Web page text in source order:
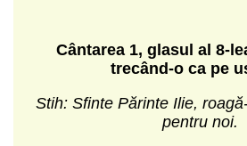
Cântarea 1, glasul al 8-
trecând-o ca pe
Stih: Sfinte Părinte Ilie,
pentru noi.